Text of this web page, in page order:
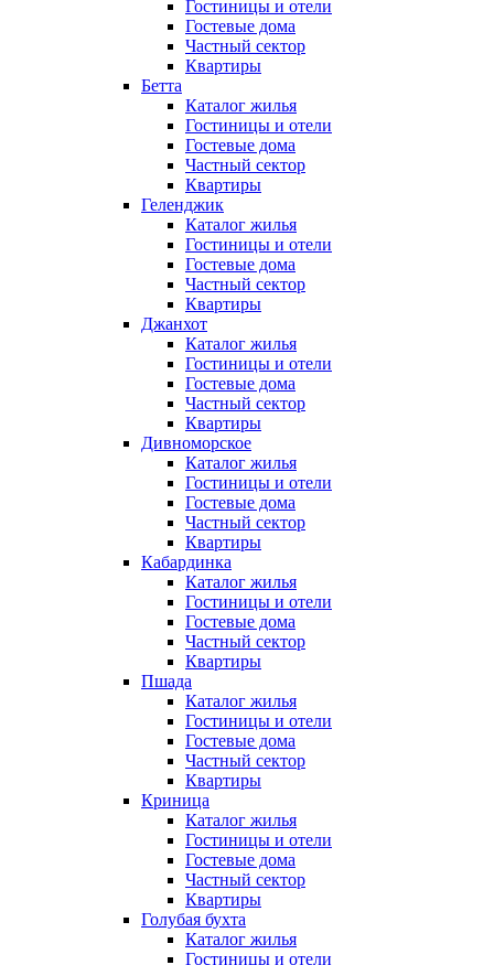
Гостиницы и отели
Гостевые дома
Частный сектор
Квартиры
Бетта
Каталог жилья
Гостиницы и отели
Гостевые дома
Частный сектор
Квартиры
Геленджик
Каталог жилья
Гостиницы и отели
Гостевые дома
Частный сектор
Квартиры
Джанхот
Каталог жилья
Гостиницы и отели
Гостевые дома
Частный сектор
Квартиры
Дивноморское
Каталог жилья
Гостиницы и отели
Гостевые дома
Частный сектор
Квартиры
Кабардинка
Каталог жилья
Гостиницы и отели
Гостевые дома
Частный сектор
Квартиры
Пшада
Каталог жилья
Гостиницы и отели
Гостевые дома
Частный сектор
Квартиры
Криница
Каталог жилья
Гостиницы и отели
Гостевые дома
Частный сектор
Квартиры
Голубая бухта
Каталог жилья
Гостиницы и отели